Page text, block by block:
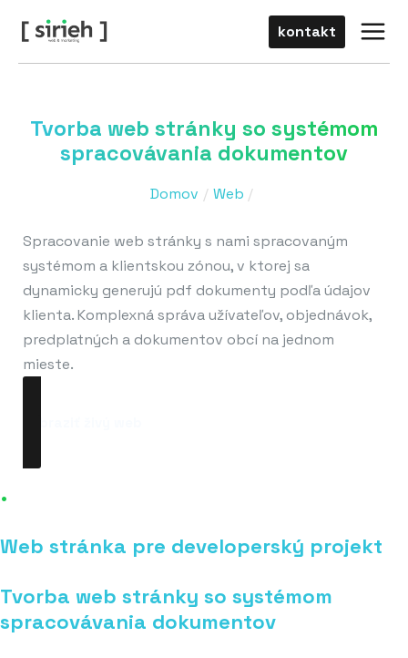
obsah
kontakt
main
Tvorba web stránky so systémom
spracovávania dokumentov
Domov Web
Spracovanie web stránky s nami spracovaným
systémom a klientskou zónou, v ktorej sa
dynamicky generujú pdf dokumenty podľa údajov
klienta. Komplexná správa užívateľov, objednávok,
predplatných a dokumentov obcí na jednom
mieste.
.
Web stránka pre developerský projekt
Tvorba web stránky so systémom
spracovávania dokumentov